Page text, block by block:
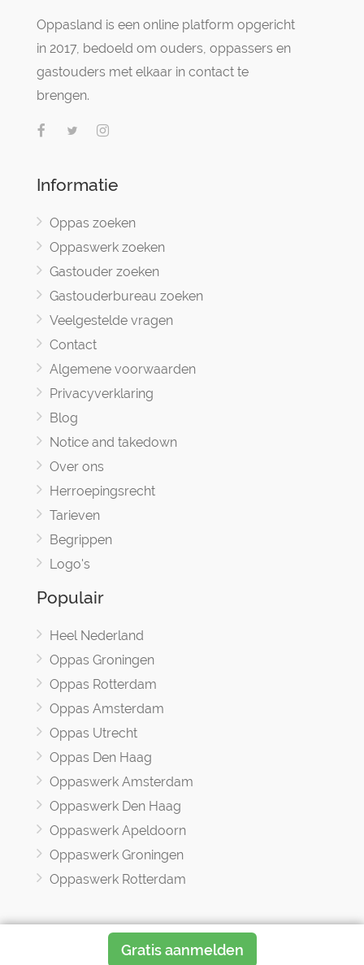
Gratis aanmelden
Oppasland is een online platform opgericht
in 2017, bedoeld om ouders, oppassers en
gastouders met elkaar in contact te
brengen.
Informatie
Oppas zoeken
Oppaswerk zoeken
Gastouder zoeken
Gastouderbureau zoeken
Veelgestelde vragen
Contact
Algemene voorwaarden
Privacyverklaring
Blog
Notice and takedown
Over ons
Herroepingsrecht
Tarieven
Begrippen
Logo's
Populair
Heel Nederland
Oppas Groningen
Oppas Rotterdam
Oppas Amsterdam
Oppas Utrecht
Oppas Den Haag
Oppaswerk Amsterdam
Oppaswerk Den Haag
Oppaswerk Apeldoorn
Oppaswerk Groningen
Oppaswerk Rotterdam
Oppasland © 2017 -2026